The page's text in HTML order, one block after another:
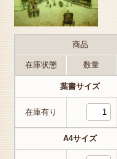
商品
在庫状態 数量
葉書サイズ
在庫有り
A4サイズ